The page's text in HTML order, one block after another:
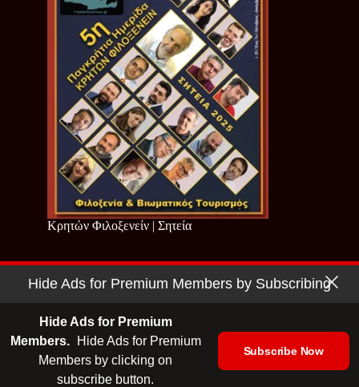
Κρητών Φιλοξενείν | Σητεία
Copyright © 2026 - Cretan Business | Κρητών Επιχειρείν
| Ταυτότητα | Media Kit
Hide Ads for Premium Members by Subscribing
Hide Ads for Premium
Members.
Hide Ads for Premium
Members by clicking on
subscribe button.
Subscribe Now